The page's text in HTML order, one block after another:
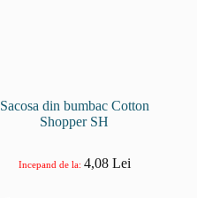
Sacosa din bumbac Cotton
Shopper SH
Incepand de la: 4,08 Lei